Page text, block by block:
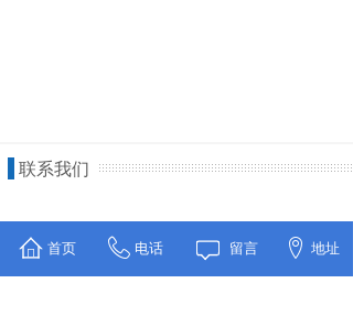
联系我们
首页 电话 留言 地址